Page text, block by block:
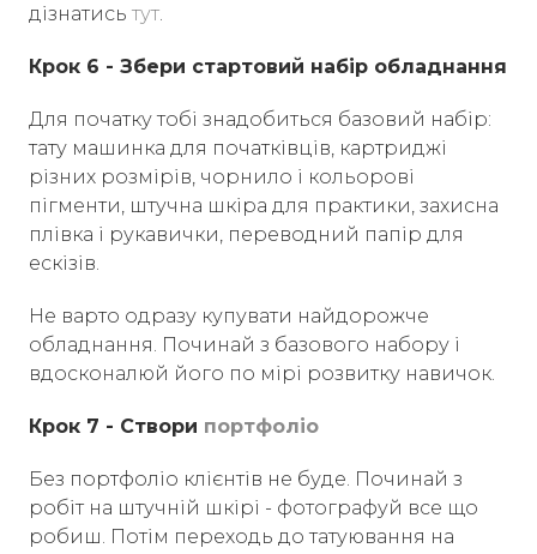
дізнатись тут
Крок 6 - Збери стартовий набір обладнання
Для початку тобі знадобиться базовий набір:
тату машинка для початківців, картриджі
різних розмірів, чорнило і кольорові
пігменти, штучна шкіра для практики, захисна
плівка і рукавички, переводний папір для
ескізів.
Не варто одразу купувати найдорожче
обладнання. Починай з базового набору і
вдосконалюй його по мірі розвитку навичок.
Крок 7 - Створи портфоліо
Без портфоліо клієнтів не буде. Починай з
робіт на штучній шкірі - фотографуй все що
робиш. Потім переходь до татуювання на